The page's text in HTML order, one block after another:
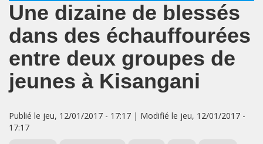
Une dizaine de blessés
dans des échauffourées
entre deux groupes de
jeunes à Kisangani
Publié le jeu, 12/01/2017 - 17:17 | Modifié le jeu, 12/01/2017 -
17:17